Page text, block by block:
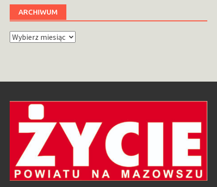
ARCHIWUM
Archiwum